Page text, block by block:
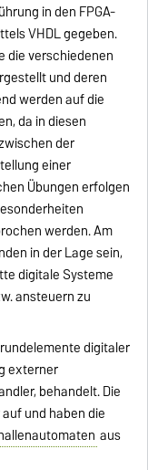
in den FPGA-
VHDL gegeben.
die verschiedenen
und deren
werden auf die
da in diesen
der
einer
Übungen erfolgen
werden. Am
in der Lage sein,
digitale Systeme
ansteuern zu
digitaler
externer
behandelt. Die
und haben die
aus